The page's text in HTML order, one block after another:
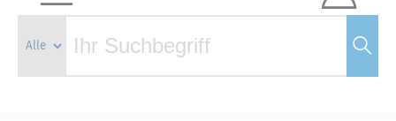
